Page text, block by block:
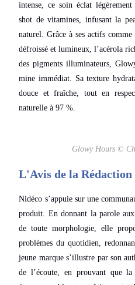
intense, ce soin éclat
shot de vitamines, infusant la
naturel. Grâce à ses actifs
défroissé et lumineux, l’acérola
des pigments illuminateurs,
mine immédiat. Sa texture
douce et fraîche, tout en
naturelle à 97 %.
Glowy Hours ©
L'Avis de la Rédaction
Nidéco s’appuie sur une
produit. En donnant la parole
de toute morphologie, elle
problèmesdu quotidien,
jeune marque s’illustre par son
de l’écoute, en prouvant que